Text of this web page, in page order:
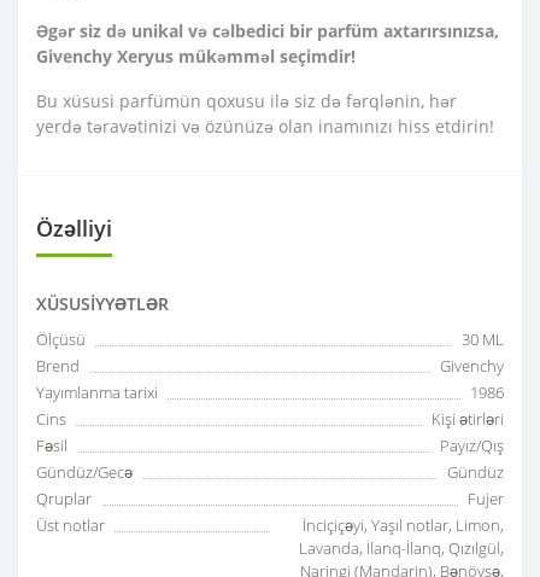
Əgər siz də unikal və cəlbedici bir parfüm axtarırsınızsa,
Givenchy Xeryus mükəmməl seçimdir!
Bu xüsusi parfümün qoxusu ilə siz də fərqlənin, hər
yerdə təravətinizi və özünüzə olan inamınızı hiss etdirin!
Özəlliyi
XÜSUSIYYƏTLƏR
Ölçüsü
30 ML
Brend
Givenchy
Yayımlanma tarixi
1986
Cins
Kişi ətirləri
Fəsil
Payız/Qış
Gündüz/Gecə
Gündüz
Qruplar
Fujer
Üst notlar
İnciçiçəyi, Yaşıl notlar, Limon,
Lavanda, İlanq-İlanq, Qızılgül,
Naringi (Mandarin), Bənövşə,